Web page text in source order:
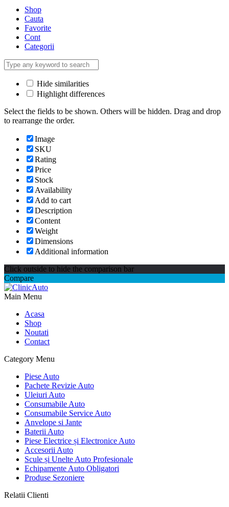
Shop
Cauta
Favorite
Cont
Categorii
Hide similarities
Highlight differences
Select the fields to be shown. Others will be hidden. Drag and drop
to rearrange the order.
Image
SKU
Rating
Price
Stock
Availability
Add to cart
Description
Content
Weight
Dimensions
Additional information
Click outside to hide the comparison bar
Compare
Main Menu
Acasa
Shop
Noutati
Contact
Category Menu
Piese Auto
Pachete Revizie Auto
Uleiuri Auto
Consumabile Auto
Consumabile Service Auto
Anvelope si Jante
Baterii Auto
Piese Electrice și Electronice Auto
Accesorii Auto
Scule și Unelte Auto Profesionale
Echipamente Auto Obligatori
Produse Sezoniere
Relatii Clienti